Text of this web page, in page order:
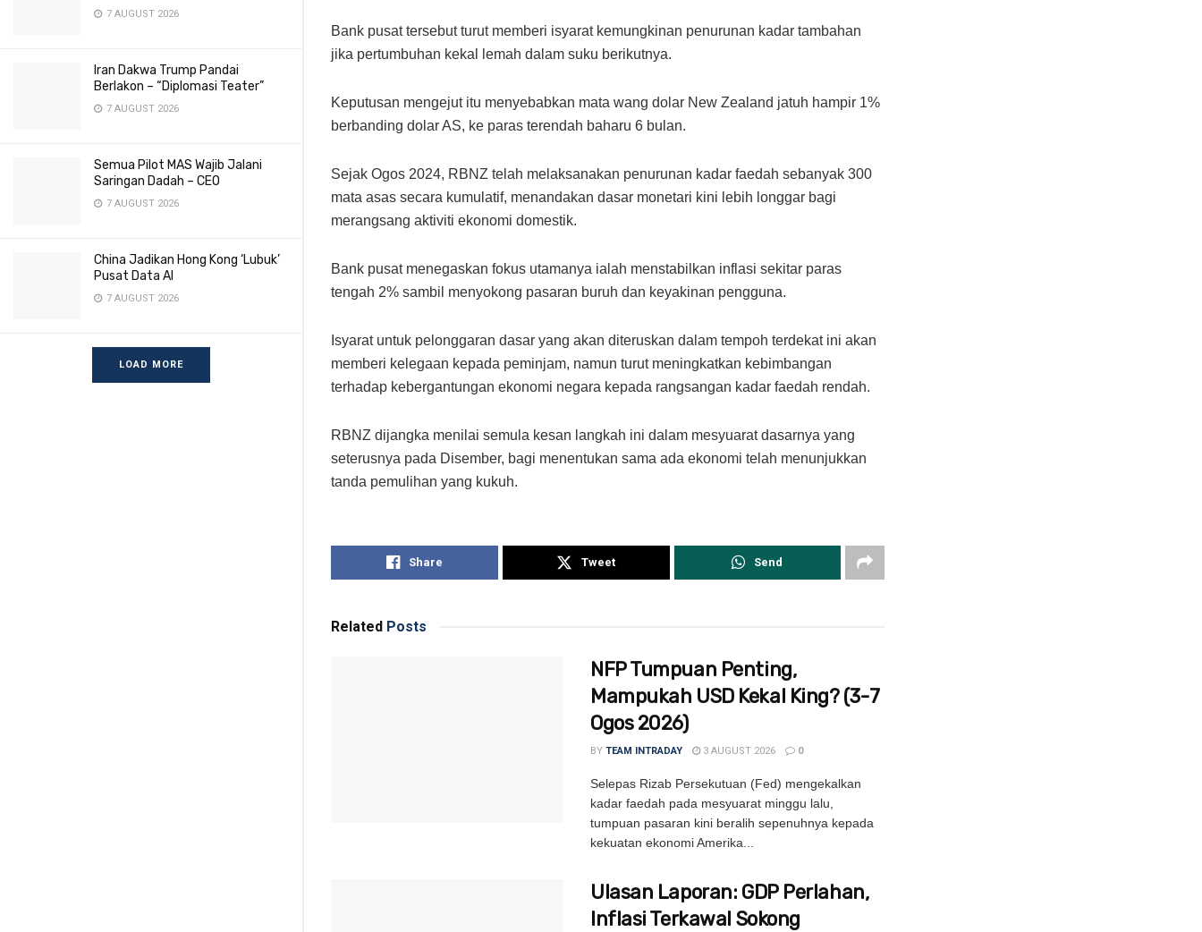
7 AUGUST 2026
Iran Dakwa Trump Pandai
Berlakon – “Diplomasi Teater”
7 AUGUST 2026
Semua Pilot MAS Wajib Jalani
Saringan Dadah – CEO
7 AUGUST 2026
China Jadikan Hong Kong ‘Lubuk’
Pusat Data AI
7 AUGUST 2026
LOAD MORE
Bank pusat tersebut turut memberi isyarat kemungkinan penurunan kadar tambahan
jika pertumbuhan kekal lemah dalam suku berikutnya.
Keputusan mengejut itu menyebabkan mata wang dolar New Zealand jatuh hampir 1%
berbanding dolar AS, ke paras terendah baharu 6 bulan.
Sejak Ogos 2024, RBNZ telah melaksanakan penurunan kadar faedah sebanyak 300
mata asas secara kumulatif, menandakan dasar monetari kini lebih longgar bagi
merangsang aktiviti ekonomi domestik.
Bank pusat menegaskan fokus utamanya ialah menstabilkan inflasi sekitar paras
tengah 2% sambil menyokong pasaran buruh dan keyakinan pengguna.
Isyarat untuk pelonggaran dasar yang akan diteruskan dalam tempoh terdekat ini akan
memberi kelegaan kepada peminjam, namun turut meningkatkan kebimbangan
terhadap kebergantungan ekonomi negara kepada rangsangan kadar faedah rendah.
RBNZ dijangka menilai semula kesan langkah ini dalam mesyuarat dasarnya yang
seterusnya pada Disember, bagi menentukan sama ada ekonomi telah menunjukkan
tanda pemulihan yang kukuh.
Share Tweet Send
Related Posts
NFP Tumpuan Penting,
Mampukah USD Kekal King? (3-7
Ogos 2026)
BY TEAM INTRADAY 3 AUGUST 2026 0
Selepas Rizab Persekutuan (Fed) mengekalkan
kadar faedah pada mesyuarat minggu lalu,
tumpuan pasaran kini beralih sepenuhnya kepada
kekuatan ekonomi Amerika...
Ulasan Laporan: GDP Perlahan,
Inflasi Terkawal Sokong